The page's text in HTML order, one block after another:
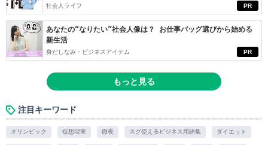
PR
社会人ライフ
PR
あなたの“なりたい”社会人像は？ お仕事バッグ選びから始める
新生活
身だしなみ・ビジネスアイテム
もっと見る
注目キーワード
オリンピック 仮想現実 徹夜 スグ使えるビジネス用語集 ダイエット